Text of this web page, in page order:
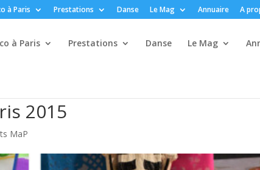
à Paris Prestations Danse Le Mag Annuaire A
à Paris Prestations Danse Le Mag
2015
MaP